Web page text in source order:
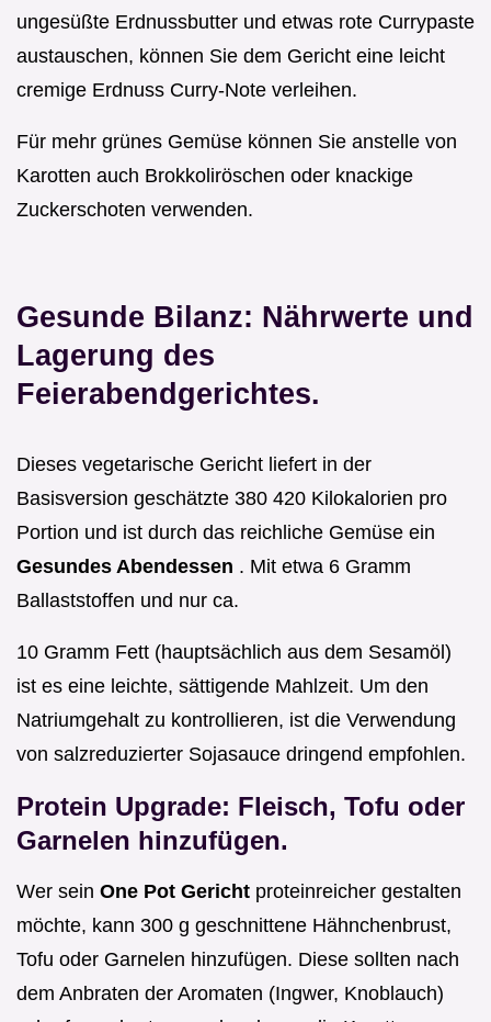
ungesüßte Erdnussbutter und etwas rote Currypaste
austauschen, können Sie dem Gericht eine leicht
cremige Erdnuss Curry-Note verleihen.
Für mehr grünes Gemüse können Sie anstelle von
Karotten auch Brokkoliröschen oder knackige
Zuckerschoten verwenden.
Gesunde Bilanz: Nährwerte und
Lagerung des
Feierabendgerichtes.
Dieses vegetarische Gericht liefert in der
Basisversion geschätzte 380 420 Kilokalorien pro
Portion und ist durch das reichliche Gemüse ein
Gesundes Abendessen . Mit etwa 6 Gramm
Ballaststoffen und nur ca.
10 Gramm Fett (hauptsächlich aus dem Sesamöl)
ist es eine leichte, sättigende Mahlzeit. Um den
Natriumgehalt zu kontrollieren, ist die Verwendung
von salzreduzierter Sojasauce dringend empfohlen.
Protein Upgrade: Fleisch, Tofu oder
Garnelen hinzufügen.
Wer sein One Pot Gericht proteinreicher gestalten
möchte, kann 300 g geschnittene Hähnchenbrust,
Tofu oder Garnelen hinzufügen. Diese sollten nach
dem Anbraten der Aromaten (Ingwer, Knoblauch)